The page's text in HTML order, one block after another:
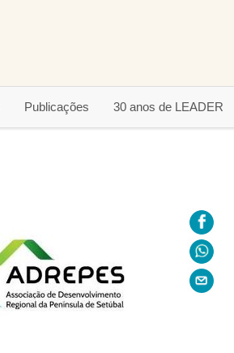
Publicações 30 anos de LEADER